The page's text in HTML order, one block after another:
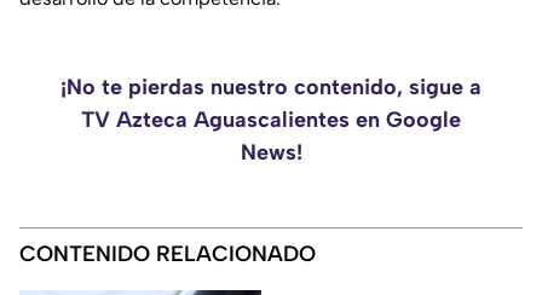
¡No te pierdas nuestro contenido, sigue a
TV Azteca Aguascalientes en Google
News!
CONTENIDO RELACIONADO